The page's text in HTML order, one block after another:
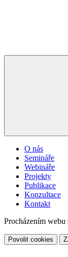
O nás
Semináře
Webináře
Projekty
Publikace
Konzultace
Kontakt
Procházením webu
Povolit cookies